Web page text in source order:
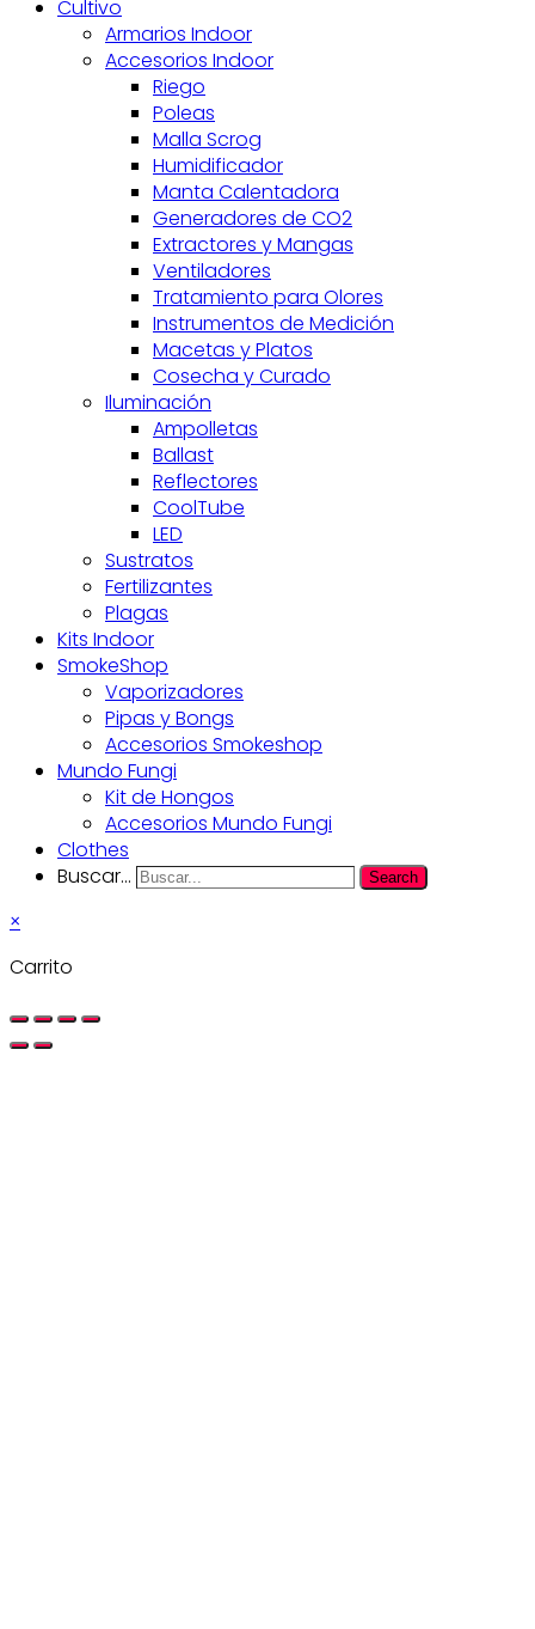
Cultivo
Armarios Indoor
Accesorios Indoor
Riego
Poleas
Malla Scrog
Humidificador
Manta Calentadora
Generadores de CO2
Extractores y Mangas
Ventiladores
Tratamiento para Olores
Instrumentos de Medición
Macetas y Platos
Cosecha y Curado
Iluminación
Ampolletas
Ballast
Reflectores
CoolTube
LED
Sustratos
Fertilizantes
Plagas
Kits Indoor
SmokeShop
Vaporizadores
Pipas y Bongs
Accesorios Smokeshop
Mundo Fungi
Kit de Hongos
Accesorios Mundo Fungi
Clothes
Buscar...
Search
×
Carrito